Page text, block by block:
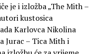
je i izložba „The Mith –
kustosica
Karlovca Nikolina
Jurac – Tica Mith i